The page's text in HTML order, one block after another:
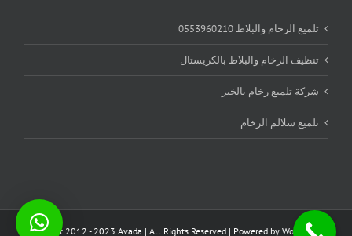
تلميع الرخام والبلاط 0553960210
تنظيف الرخام والبلاط بالكريستال
شركة تلميع رخام بالخبر
تلميع سلالم الرخام
Copyright 2012 - 2023 Avada | All Rights Reserved | Powered by WordPress